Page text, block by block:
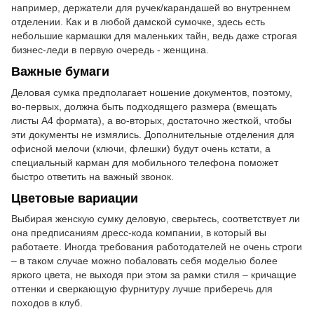
например, держатели для ручек/карандашей во внутреннем
отделении. Как и в любой дамской сумочке, здесь есть
небольшие кармашки для маленьких тайн, ведь даже строгая
бизнес-леди в первую очередь - женщина.
Важные бумаги
Деловая сумка предполагает ношение документов, поэтому,
во-первых, должна быть подходящего размера (вмещать
листы А4 формата), а во-вторых, достаточно жесткой, чтобы
эти документы не измялись. Дополнительные отделения для
офисной мелочи (ключи, флешки) будут очень кстати, а
специальный карман для мобильного телефона поможет
быстро ответить на важный звонок.
Цветовые вариации
Выбирая женскую сумку деловую, сверьтесь, соответствует ли
она предписаниям дресс-кода компании, в который вы
работаете. Иногда требования работодателей не очень строги
– в таком случае можно побаловать себя моделью более
яркого цвета, не выходя при этом за рамки стиля – кричащие
оттенки и сверкающую фурнитуру лучше приберечь для
походов в клуб.